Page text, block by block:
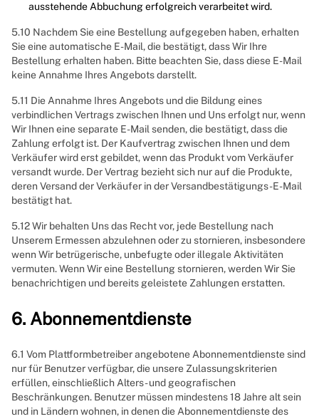
ausstehende Abbuchung erfolgreich verarbeitet wird.
5.10 Nachdem Sie eine Bestellung aufgegeben haben, erhalten
Sie eine automatische E-Mail, die bestätigt, dass Wir Ihre
Bestellung erhalten haben. Bitte beachten Sie, dass diese E-Mail
keine Annahme Ihres Angebots darstellt.
5.11 Die Annahme Ihres Angebots und die Bildung eines
verbindlichen Vertrags zwischen Ihnen und Uns erfolgt nur, wenn
Wir Ihnen eine separate E-Mail senden, die bestätigt, dass die
Zahlung erfolgt ist. Der Kaufvertrag zwischen Ihnen und dem
Verkäufer wird erst gebildet, wenn das Produkt vom Verkäufer
versandt wurde. Der Vertrag bezieht sich nur auf die Produkte,
deren Versand der Verkäufer in der Versandbestätigungs-E-Mail
bestätigt hat.
5.12 Wir behalten Uns das Recht vor, jede Bestellung nach
Unserem Ermessen abzulehnen oder zu stornieren, insbesondere
wenn Wir betrügerische, unbefugte oder illegale Aktivitäten
vermuten. Wenn Wir eine Bestellung stornieren, werden Wir Sie
benachrichtigen und bereits geleistete Zahlungen erstatten.
6. Abonnementdienste
6.1 Vom Plattformbetreiber angebotene Abonnementdienste sind
nur für Benutzer verfügbar, die unsere Zulassungskriterien
erfüllen, einschließlich Alters- und geografischen
Beschränkungen. Benutzer müssen mindestens 18 Jahre alt sein
und in Ländern wohnen, in denen die Abonnementdienste des